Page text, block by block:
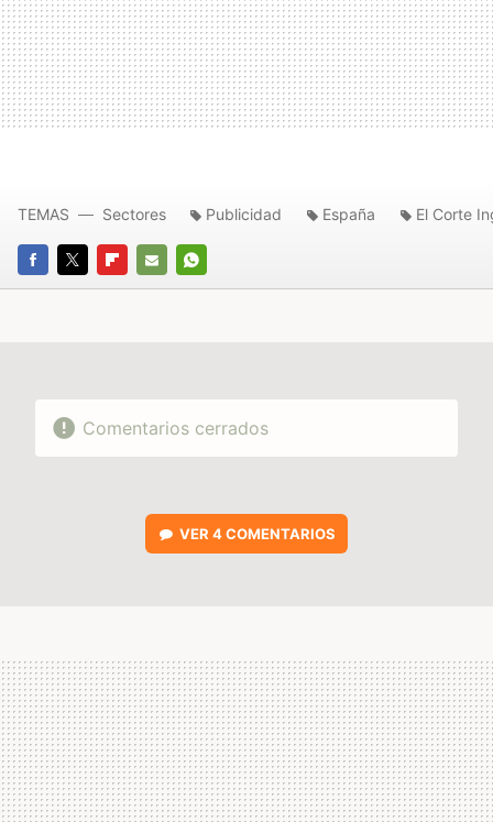
FACEBOOK
TWITTERFLIPBOARD
E-
WHATSAPP
TEMAS Sectores Publicidad España El Corte
Comentarios cerrados
VER 4 COMENTARIOS